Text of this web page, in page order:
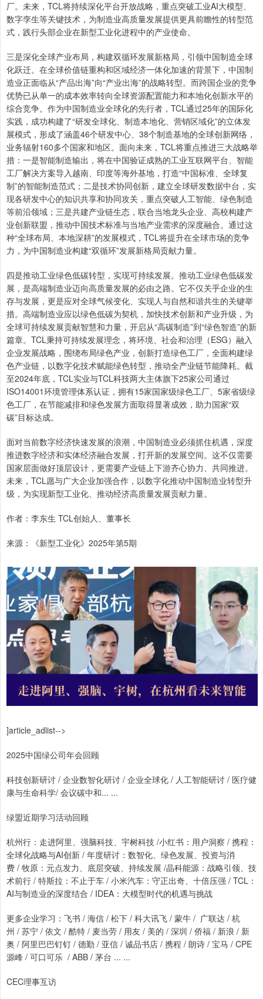
厂。未来，TCL将持续深化平台开放战略，重点突破工业AI大模型、
数字孪生等关键技术，为制造业高质量发展提供更具前瞻性的转型范
式，践行头部企业在新型工业化进程中的产业使命。
三是深化全球产业布局，构建双循环发展新格局，引领中国制造全球
化跃迁。在全球价值链重构和区域经济一体化加速的背景下，中国制
造业正面临从“产品出海”向“产业出海”的战略转型。而跨国企业的竞争
优势已从单一的成本效率转向全球资源配置能力和本地化创新水平的
综合竞争。作为中国制造业全球化的先行者，TCL通过25年的国际化
实践，成功构建了“研发全球化、制造本地化、营销区域化”的立体发
展模式，形成了涵盖46个研发中心、38个制造基地的全球创新网络，
业务辐射160多个国家和地区。面向未来，TCL将重点推进三大战略举
措：一是智能制造输出，将在中国验证成熟的工业互联网平台、智能
工厂解决方案导入越南、印度等海外基地，打造“中国标准、全球复
制”的智能制造范式；二是技术协同创新，建立全球研发数据中台，实
现各研发中心的知识共享和协同攻关，重点突破人工智能、绿色制造
等前沿领域；三是共建产业链生态，联合当地龙头企业、高校构建产
业创新联盟，推动中国技术标准与当地产业需求的深度融合。通过这
种“全球布局、本地深耕”的发展模式，TCL将提升在全球市场的竞争
力，为中国制造业构建“双循环”发展新格局贡献力量。
四是推动工业绿色低碳转型，实现可持续发展。推动工业绿色低碳发
展，是高端制造业迈向高质量发展的必由之路。它不仅关乎企业的生
存与发展，更是应对全球气候变化、实现人与自然和谐共生的关键举
措。高端制造业应以绿色低碳为契机，加快技术创新和产业升级，为
全球可持续发展贡献智慧和力量，开启从“高碳制造”到“绿色智造”的新
篇章。TCL秉持可持续发展理念，将环境、社会和治理（ESG）融入
企业发展战略，围绕布局绿色产业，创新打造绿色工厂，全面构建绿
色产业链，以数字化技术赋能绿色转型，推动全产业链节能降耗。截
至2024年底，TCL实业与TCL科技两大主体旗下25家公司通过
ISO14001环境管理体系认证，拥有15家国家级绿色工厂、5家省级绿
色工厂，在节能减排和绿色发展方面取得显著成效，助力国家“双
碳”目标达成。
面对当前数字经济快速发展的浪潮，中国制造业必须抓住机遇，深度
推进数字经济和实体经济融合发展，打开新的发展空间。这不仅需要
国家层面做好顶层设计，更需要产业链上下游齐心协力、共同推进。
未来，TCL愿与广大企业加强合作，以数字化推动中国制造业转型升
级，为实现新型工业化、推动经济高质量发展贡献力量。
作者：李东生 TCL创始人、董事长
来源：《新型工业化》2025年第5期
]article_adlist-->
2025中国绿公司年会回顾
科技创新研讨 / 企业数智化研讨 / 企业全球化 / 人工智能研讨 / 医疗健
康与生命科学/ 会议碳中和... ...
绿盟近期学习活动回顾
杭州行：走进阿里、强脑科技、宇树科技 /小红书：用户洞察 / 携程：
全球化战略与AI创新 / 年度研讨：数智化、绿色发展、投资与消
费 / 牧原：元点发力、底层突破、持续发展 /晶科能源：战略引领、技
术前行 / 特斯拉：不止于车 / 小米汽车：守正出奇、十倍压强 / TCL：
AI与制造业的深度结合 / IDEA：大模型时代的机遇与挑战
更多企业学习：飞书 / 海信 / 松下 / 科大讯飞 / 蒙牛 / 广联达 / 杭
州 / 苏宁 / 依文 / 酷特 / 麦当劳 / 用友 / 美的 / 深圳 / 侨福 / 新浪 / 新
奥 / 阿里巴巴钉钉 / 德勤 / 亚信 / 诚品书店 / 携程 / 朗诗 / 宝马 / CPE
源峰 / 可口可乐 / ABB / 茅台 ... ...
CEC理事互访